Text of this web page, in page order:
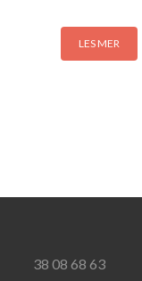
LES MER
38 08 68 63